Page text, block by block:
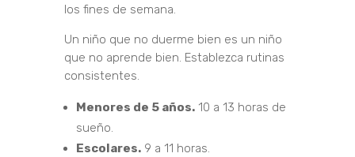
los fines de semana.
Un niño que no duerme bien es un niño
que no aprende bien. Establezca rutinas
consistentes.
Menores de 5 años.10 a 13 horas de
sueño.
Escolares.9 a 11 horas.